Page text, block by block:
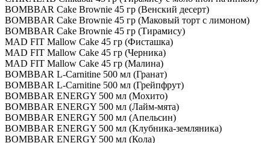
BOMBBAR Cake Brownie 45 гр (Венский десерт)
BOMBBAR Cake Brownie 45 гр (Маковый торт с лимоном)
BOMBBAR Cake Brownie 45 гр (Тирамису)
MAD FIT Mallow Cake 45 гр (Фисташка)
MAD FIT Mallow Cake 45 гр (Черника)
MAD FIT Mallow Cake 45 гр (Малина)
BOMBBAR L-Carnitine 500 мл (Гранат)
BOMBBAR L-Carnitine 500 мл (Грейпфрут)
BOMBBAR ENERGY 500 мл (Мохито)
BOMBBAR ENERGY 500 мл (Лайм-мята)
BOMBBAR ENERGY 500 мл (Апельсин)
BOMBBAR ENERGY 500 мл (Клубника-земляника)
BOMBBAR ENERGY 500 мл (Кола)